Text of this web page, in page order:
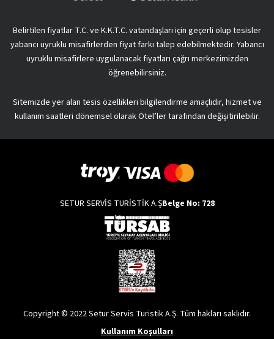
Belirtilen fiyatlar T.C. ve K.K.T.C. vatandaşları için geçerli olup tesisler
yabancı uyruklu misafirlerden fiyat farkı talep edebilmektedir. Yabancı
uyruklu misafirlere uygulanacak fiyatları çağrı merkezimizden
öğrenebilirsiniz.
Sitemizde yer alan tesis özellikleri bilgilendirme amaçlıdır, hizmet ve
kullanım saatleri dönemsel olarak Otel’ler tarafından değişitirilebilir.
SETUR SERVİS TURİSTİK A.ŞBelge No: 728
Copyright © 2022 Setur Servis Turistik A.Ş. Tüm hakları saklıdır.
Kullanım Koşulları